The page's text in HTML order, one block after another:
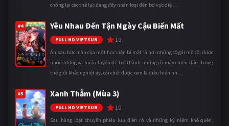
chống lại các thế lực đang đẩy nhân loại đến bờ vực diệ ...
#4 Yêu Nhau Đến Tận Ngày Cậu Biến Mất
FULL HD VIETSUB 10
Ẩn sau bức màn của một học viện bí mật là nơi những cô gái mồ côi được
nuôi dưỡng và huấn luyện để trở thành những cỗ máy chiến đấu. Trong
thế giới khắc nghiệt ấy, cái chết được xem là điều hiển nh ...
#5 Xanh Thẳm (Mùa 3)
FULL HD VIETSUB 10
Sau hàng loạt chuyến phiêu lưu điên rồ và những kỷ niệm khó quên,